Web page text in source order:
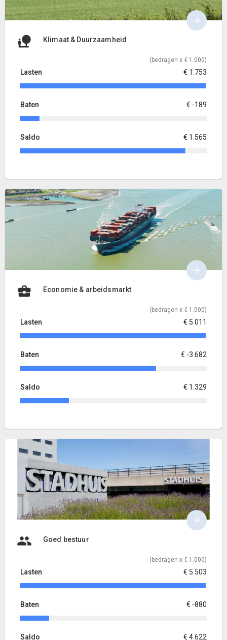
Klimaat & Duurzaamheid
(bedragen x € 1.000)
Lasten € 1.753
Baten € -189
Saldo € 1.565
Economie & arbeidsmarkt
(bedragen x € 1.000)
Lasten € 5.011
Baten € -3.682
Saldo € 1.329
Goed bestuur
(bedragen x € 1.000)
Lasten € 5.503
Baten € -880
Saldo € 4.622